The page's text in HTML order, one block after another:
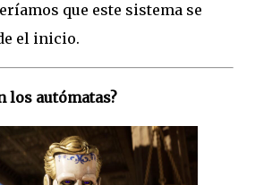
que este sistema se
el inicio.
los autómatas?